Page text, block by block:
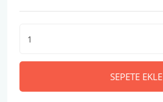
SEPETE EKLE